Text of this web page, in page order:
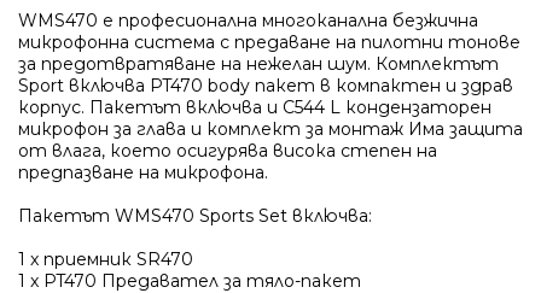
Ние ще се свържем с вас в
WMS470 е професионална многоканална безжична
микрофонна система с предаване на пилотни тонове
за предотвратяване на нежелан шум. Комплектът
Sport включва PT470 body пакет в компактен и здрав
корпус. Пакетът включва и C544 L кондензаторeн
микрофон за глава и комплект за монтаж Има защита
от влага, което осигурява висока степен на
предпазване на микрофона.
Пакетът WMS470 Sports Set включва:
1 x приемник SR470
1 x PT470 Предавател за тяло-пакет